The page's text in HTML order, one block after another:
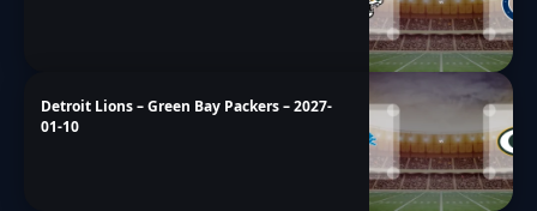
Detroit Lions – Green Bay Packers – 2027-
01-10